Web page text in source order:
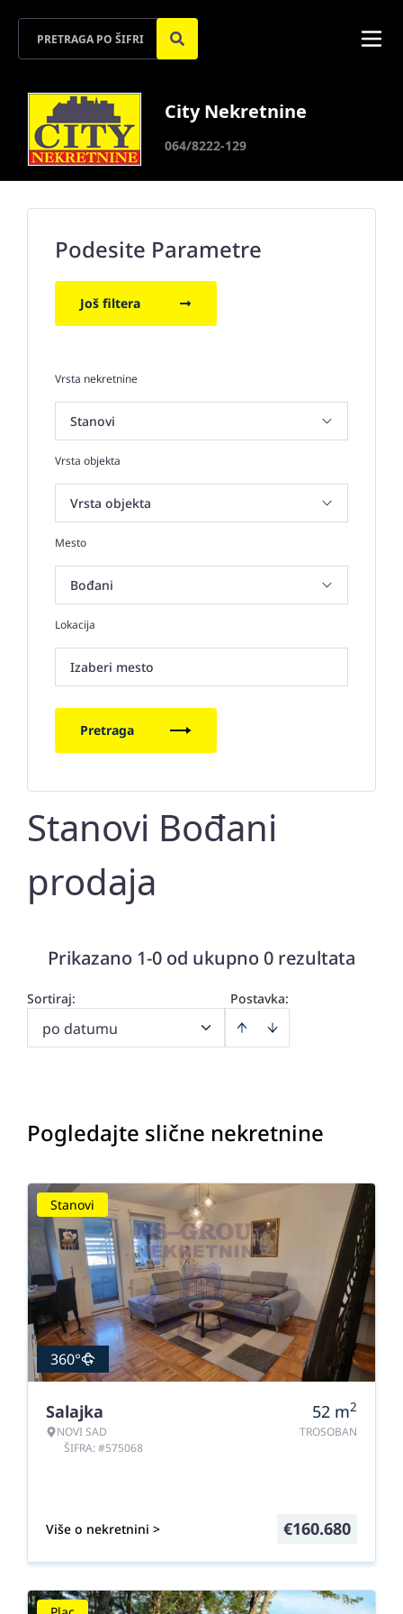
City Nekretnine
064/8222-129
Podesite Parametre
Još filtera
Vrsta nekretnine
Vrsta objekta
Mesto
Lokacija
Izaberi mesto
Pretraga
Stanovi Bođani
prodaja
Prikazano 1-0 od ukupno 0 rezultata
Postavka:
Sortiraj:
po datumu
Pogledajte slične nekretnine
Stanovi
360°
Salajka
NOVI SAD
ŠIFRA: #575068
52 m2
TROSOBAN
Više o nekretnini > €160.680